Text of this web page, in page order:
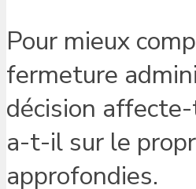
Pour mieux
fermeture
décision
a-t-il sur le
approfondies.